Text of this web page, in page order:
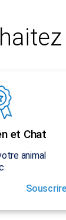
et Chat
animal
Souscrire